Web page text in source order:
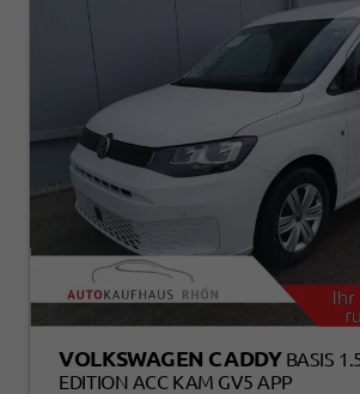
VOLKSWAGEN CADDY BASIS
EDITION ACC KAM GV5 APP